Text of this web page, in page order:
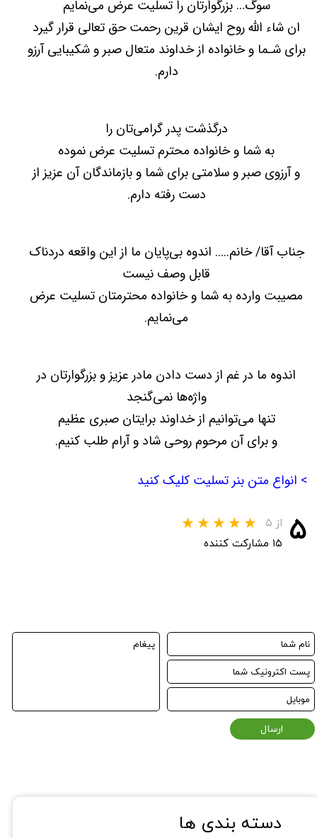
سوگ… بزرگوارتان را تسلیت عرض می‌نمایم
ان شاء الله روح ایشان قرین رحمت حق تعالی قرار گیرد
برای شـما و خانواده از خداوند متعال صبر و شکیبایی آرزو
دارم.
درگذشت پدر گرامی‌تان را
به شما و خانواده محترم تسلیت عرض نموده
و آرزوی صبر و سلامتی برای شما و بازماندگان آن عزیز از
دست رفته دارم.
جناب آقا/ خانم..... اندوه بی‌پایان ما از این واقعه دردناک
قابل وصف نیست
مصیبت وارده به شما و خانواده محترمتان تسلیت عرض
می‌نمایم.
اندوه ما در غم از دست دادن مادر عزیز و بزرگوارتان در
واژه‌ها نمی‌گنجد
تنها می‌توانیم از خداوند برایتان صبری عظیم
و برای آن مرحوم روحی شاد و آرام طلب کنیم.
> انواع متن بنر تسلیت کلیک کنید
۵ از ۵
۱۵ مشارکت کننده
ارسال
دسته بندی ها